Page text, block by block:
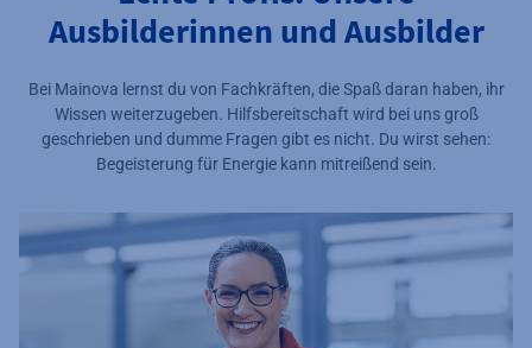
Ausbilderinnen und Ausbilder
Bei Mainova lernst du von Fachkräften, die Spaß daran haben, ihr
Wissen weiterzugeben. Hilfsbereitschaft wird bei uns groß
geschrieben und dumme Fragen gibt es nicht. Du wirst sehen:
Begeisterung für Energie kann mitreißend sein.